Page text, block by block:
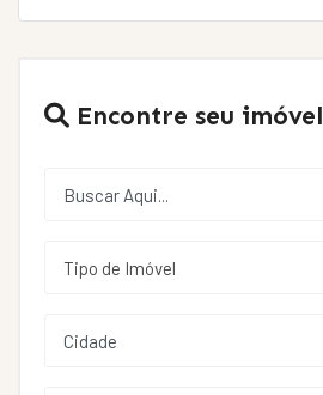
Encontre seu imóvel